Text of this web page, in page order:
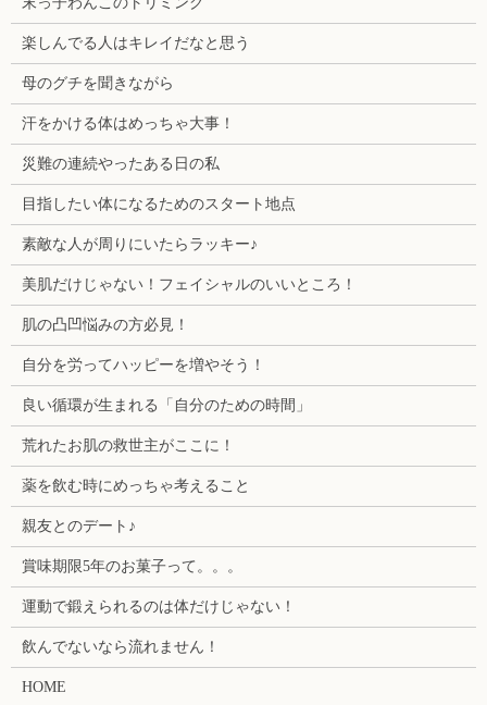
楽しんでる人はキレイだなと思う
母のグチを聞きながら
汗をかける体はめっちゃ大事！
災難の連続やったある日の私
目指したい体になるためのスタート地点
素敵な人が周りにいたらラッキー♪
美肌だけじゃない！フェイシャルのいいところ！
肌の凸凹悩みの方必見！
自分を労ってハッピーを増やそう！
良い循環が生まれる「自分のための時間」
荒れたお肌の救世主がここに！
薬を飲む時にめっちゃ考えること
親友とのデート♪
賞味期限5年のお菓子って。。。
運動で鍛えられるのは体だけじゃない！
飲んでないなら流れません！
HOME